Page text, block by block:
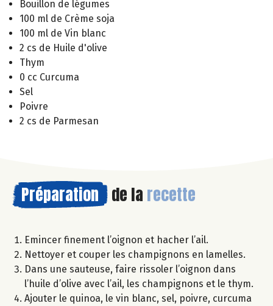
Bouillon de légumes
100 ml de Crème soja
100 ml de Vin blanc
2 cs de Huile d'olive
Thym
0 cc Curcuma
Sel
Poivre
2 cs de Parmesan
Préparation de la recette
Emincer finement l’oignon et hacher l’ail.
Nettoyer et couper les champignons en lamelles.
Dans une sauteuse, faire rissoler l’oignon dans
l’huile d’olive avec l’ail, les champignons et le thym.
Ajouter le quinoa, le vin blanc, sel, poivre, curcuma